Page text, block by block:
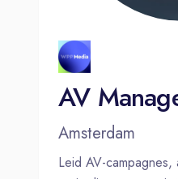
AV
Amsterdam
Leid AV-campagnes,